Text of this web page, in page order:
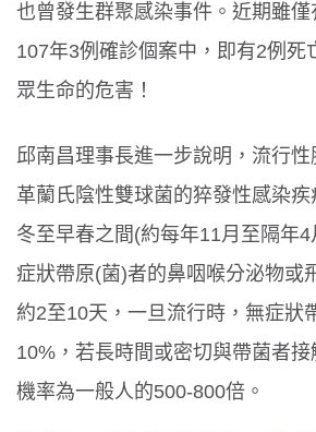
也曾發生群聚感染事件。近期雖
107年3例確診個案中，即有2例死
眾生命的危害！
邱南昌理事長進一步說明，流行
革蘭氏陰性雙球菌的猝發性感染
冬至早春之間(約每年11月至隔年
症狀帶原(菌)者的鼻咽喉分泌物或
約2至10天，一旦流行時，無症狀
10%，若長時間或密切與帶菌者
機率為一般人的500-800倍。